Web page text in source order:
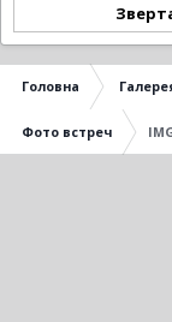
Головна
Фото встреч